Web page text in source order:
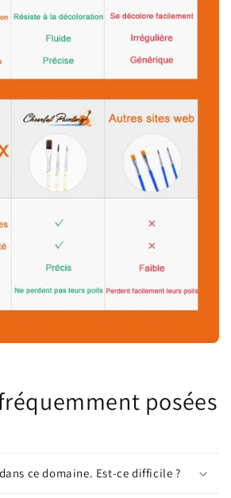
posées
ce domaine. Est-ce difficile ?